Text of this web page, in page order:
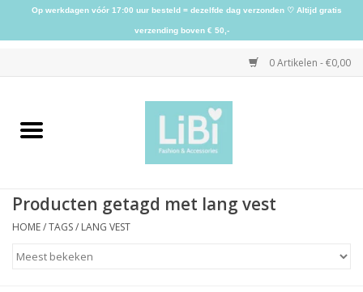
0 Artikelen - €0,00
Home
Schoenen
Producten getagd met lang vest
HOME/TAGS/ LANG VEST
Op werkdagen vóór 17:00 uur besteld = dezelfde dag verzonden ♡ Altijd gratis
verzending boven € 50,-